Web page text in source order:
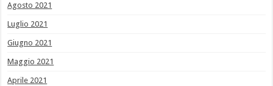
Agosto 2021
Luglio 2021
Giugno 2021
Maggio 2021
Aprile 2021